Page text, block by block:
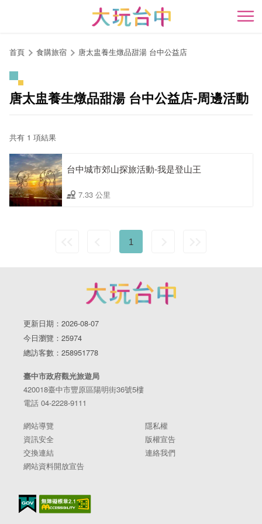
開
首頁 食購旅宿 唐太盅養生燉品甜湯 台中公益店
唐太盅養生燉品甜湯 台中公益店-周邊活動
共有 1 項結果
台中城市郊山探旅活動-我是登山王
7.33 公里
1
更新日期：2026-08-07
今日瀏覽：25974
總訪客數：258951778
臺中市政府觀光旅遊局
420018臺中市豐原區陽明街36號5樓
電話 04-2228-9111
網站導覽
隱私權
資訊安全
版權宣告
交換連結
連絡我們
網站資料開放宣告